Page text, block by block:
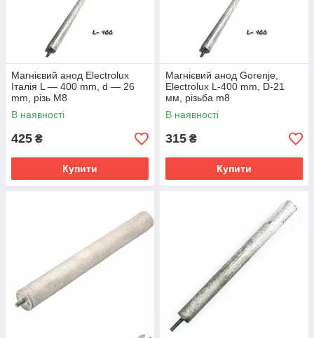
Магнієвий анод Electrolux
Італія L — 400 mm, d — 26
mm, різь M8
В наявності
425 ₴
Купити
Магнієвий анод Gorenje,
Electrolux L-400 mm, D-21
мм, різьба m8
В наявності
315 ₴
Купити